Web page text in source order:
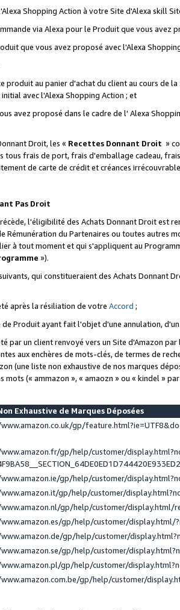
Shopping Action à votre Site d'Alexa skill
via Alexa pour le Produit que vous avez
que vous avez proposé avec l'Alexa
produit au panier d'achat du client au cours de
avec l'Alexa Shopping Action ; et
avez proposé dans le cadre de l' Alexa
Droit, les « Recettes Donnant Droit »
tous frais de port, frais d'emballage cadeau,
de carte de crédit et créances
Pas Droit
l'éligibilité des Achats Donnant Droit est
Rémunération du Partenaires ou toutes autres
à tout moment et qui s'appliquent au
»).
qui constitueraient des Achats Donnant
après la résiliation de votre Accord ;
de Produit ayant fait l'objet d'une annulation,
par un client renvoyé vers un Site d'Amazon
aux enchères de mots-clés, de termes de
(une liste non exhaustive de nos marques
mots (« ammazon », « amaozn » ou « kindel »
Exhaustive de Marques Déposées
gp/
gp/help/customer/
gp/help/customer/
gp/help/customer/
gp/help/customer/display.html/
gp/help/customer/display.html/
gp/help/customer/
gp/help/customer/
gp/help/customer/
gp/help/customer/